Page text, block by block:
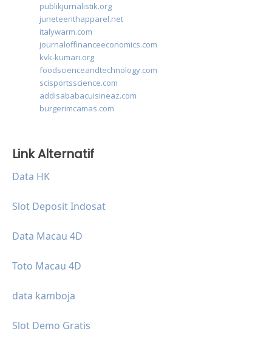
publikjurnalistik.org
juneteenthapparel.net
italywarm.com
journaloffinanceeconomics.com
kvk-kumari.org
foodscienceandtechnology.com
scisportsscience.com
addisababacuisineaz.com
burgerimcamas.com
Link Alternatif
Data HK
Slot Deposit Indosat
Data Macau 4D
Toto Macau 4D
data kamboja
Slot Demo Gratis